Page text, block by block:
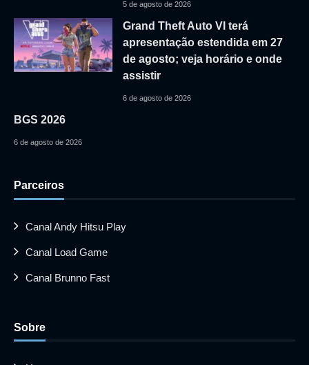
5 de agosto de 2026
Grand Theft Auto VI terá
apresentação estendida em 27
de agosto; veja horário e onde
assistir
6 de agosto de 2026
BGS 2026
6 de agosto de 2026
Parceiros
Canal Andy Hitsu Play
Canal Load Game
Canal Brunno Fast
Sobre